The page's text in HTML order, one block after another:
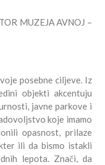
MUZEJA AVNOJ –
posebne ciljeve. Iz
objekti akcentuju
javne parkove i
koje imamo
opasnost, prilaze
ili da bismo istakli
lepota. Znači, da